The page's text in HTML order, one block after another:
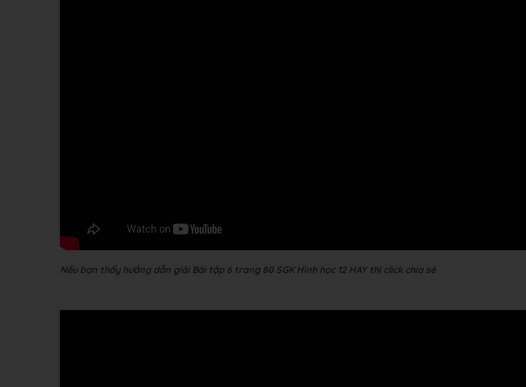
Nếu bạn thấy hướng dẫn giải Bài tập 6 trang 80 SGK Hình học 12 HAY thì click chia sẻ